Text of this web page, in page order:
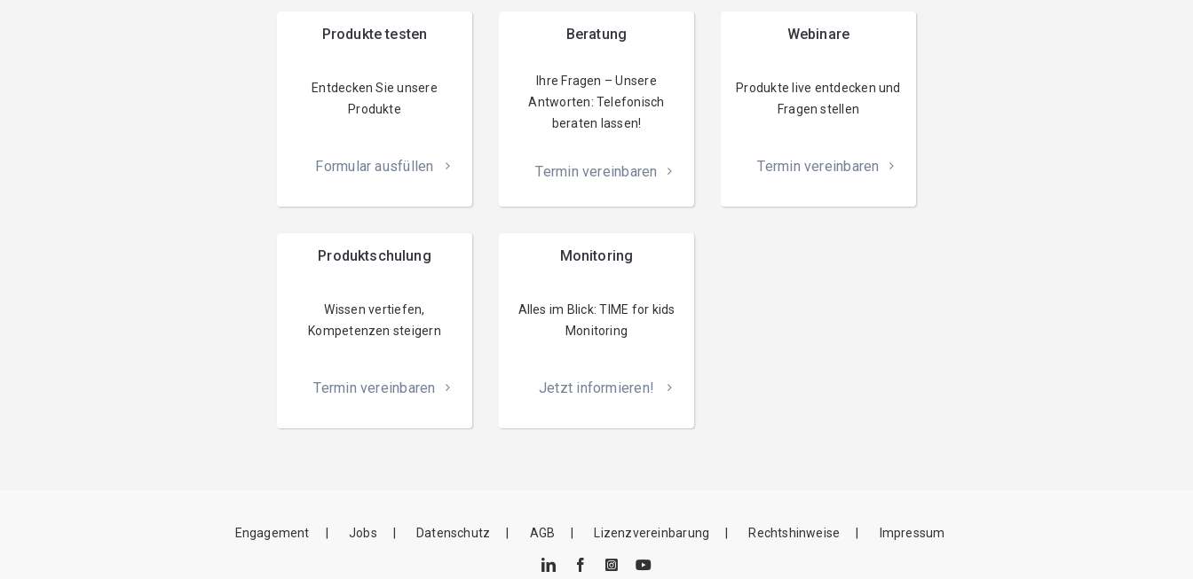
Produkte testen
Entdecken Sie unsere
Produkte
Formular ausfüllen
Beratung
Ihre Fragen – Unsere
Antworten: Telefonisch
beraten lassen!
Termin vereinbaren
Webinare
Produkte live entdecken und
Fragen stellen
Termin vereinbaren
Produktschulung
Wissen vertiefen,
Kompetenzen steigern
Termin vereinbaren
Monitoring
Alles im Blick: TIME for kids
Monitoring
Jetzt informieren!
Engagement Jobs Datenschutz AGB Lizenzvereinbarung Rechtshinweise Impressum